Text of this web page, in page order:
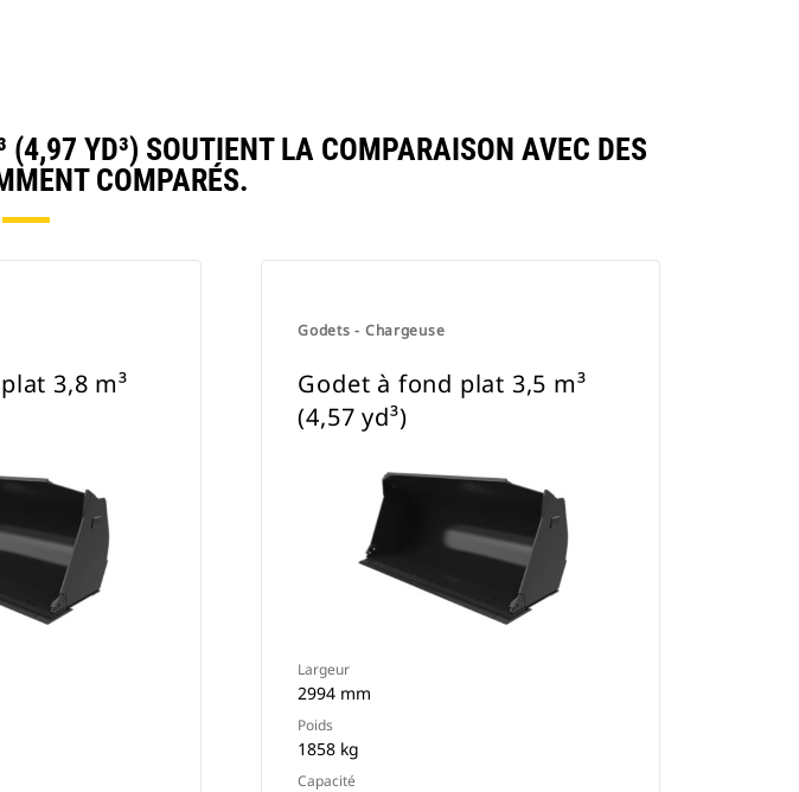
YD³) SOUTIENT LA COMPARAISON AVEC DES
COMPARÉS.
3,8 m³
Godets - Chargeuse
Godet à fond plat 3,5 m³
(4,57 yd³)
Largeur
2994 mm
Poids
1858 kg
Capacité